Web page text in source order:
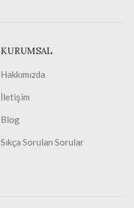
KURUMSAL
Hakkımızda
İletişim
Blog
Sıkça Sorulan Sorular